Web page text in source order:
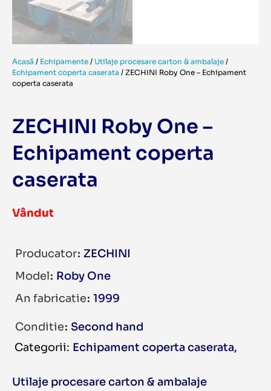
Acasă / Echipamente / Utilaje procesare carton & ambalaje /
Echipament coperta caserata / ZECHINI Roby One – Echipament
coperta caserata
ZECHINI Roby One –
Echipament coperta
caserata
Vândut
Producator ZECHINI
Model Roby One
An fabricatie 1999
Conditie Second hand
Echipament coperta caserata
Utilaje procesare carton & ambalaje